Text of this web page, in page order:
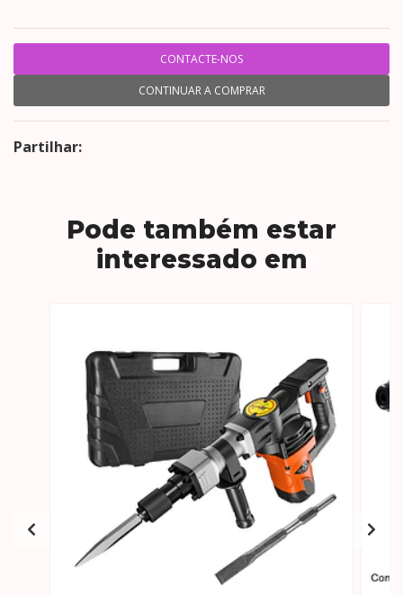
CONTACTE-NOS
CONTINUAR A COMPRAR
Partilhar:
Pode também estar
interessado em